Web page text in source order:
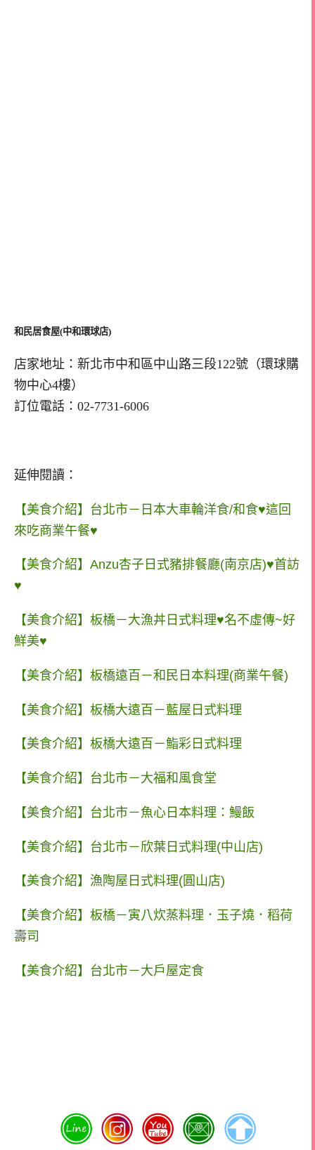
和民居食屋(中和環球店)
店家地址：新北市中和區中山路三段122號（環球購
物中心4樓）
訂位電話：02-7731-6006
延伸閱讀：
【美食介紹】台北市－日本大車輪洋食/和食♥這回
來吃商業午餐♥
【美食介紹】Anzu杏子日式豬排餐廳(南京店)♥首訪
♥
【美食介紹】板橋－大漁丼日式料理♥名不虛傳~好
鮮美♥
【美食介紹】板橋遠百－和民日本料理(商業午餐)
【美食介紹】板橋大遠百－藍屋日式料理
【美食介紹】板橋大遠百－鮨彩日式料理
【美食介紹】台北市－大福和風食堂
【美食介紹】台北市－魚心日本料理：鰻飯
【美食介紹】台北市－欣葉日式料理(中山店)
【美食介紹】漁陶屋日式料理(圓山店)
【美食介紹】板橋－寅八炊蒸料理．玉子燒．稻荷
壽司
【美食介紹】台北市－大戶屋定食